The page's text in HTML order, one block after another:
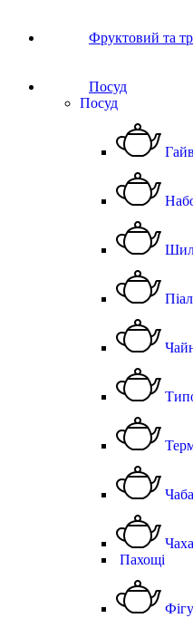
Фруктовий та
Посуд
Посуд
Пахощі